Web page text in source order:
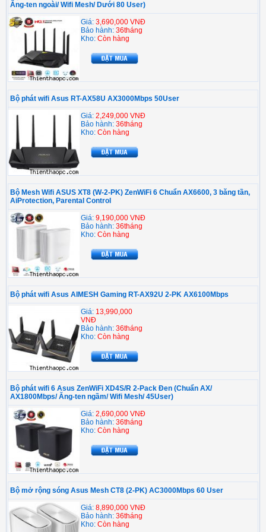
Ăng-ten ngoài/ Wifi Mesh/ Dưới 80 User)
Giá: 3,690,000 VNĐ
Bảo hành: 36tháng
Kho: Còn hàng
Bộ phát wifi Asus RT-AX58U AX3000Mbps 50User
Giá: 2,249,000 VNĐ
Bảo hành: 36tháng
Kho: Còn hàng
Bộ Mesh Wifi ASUS XT8 (W-2-PK) ZenWiFi 6 Chuẩn AX6600, 3 băng tần,
AiProtection, Parental Control
Giá: 9,190,000 VNĐ
Bảo hành: 36tháng
Kho: Còn hàng
Bộ phát wifi Asus AIMESH Gaming RT-AX92U 2-PK AX6100Mbps
Giá: 13,990,000
VNĐ
Bảo hành: 36tháng
Kho: Còn hàng
Bộ phát wifi 6 Asus ZenWiFi XD4S/R 2-Pack Đen (Chuẩn AX/
AX1800Mbps/ Ăng-ten ngầm/ Wifi Mesh/ 45User)
Giá: 2,690,000 VNĐ
Bảo hành: 36tháng
Kho: Còn hàng
Bộ mở rộng sóng Asus Mesh CT8 (2-PK) AC3000Mbps 60 User
Giá: 8,890,000 VNĐ
Bảo hành: 36tháng
Kho: Còn hàng